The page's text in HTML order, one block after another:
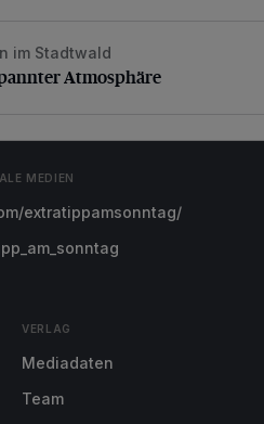
Atmosphäre
im Stadtwald
Atmosphäre
MEDIEN
extratippamsonntag/
VERLAG
Mediadaten
Team